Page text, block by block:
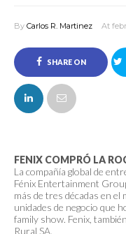
By Carlos R. Martinez At
SHARE ON
FACEBOOK
FENIX COMPRÓ LA
La compañía global de
Fénix Entertainment
más de tres décadas en
unidades de negocio que
family show. Fenix,
Rural SA.